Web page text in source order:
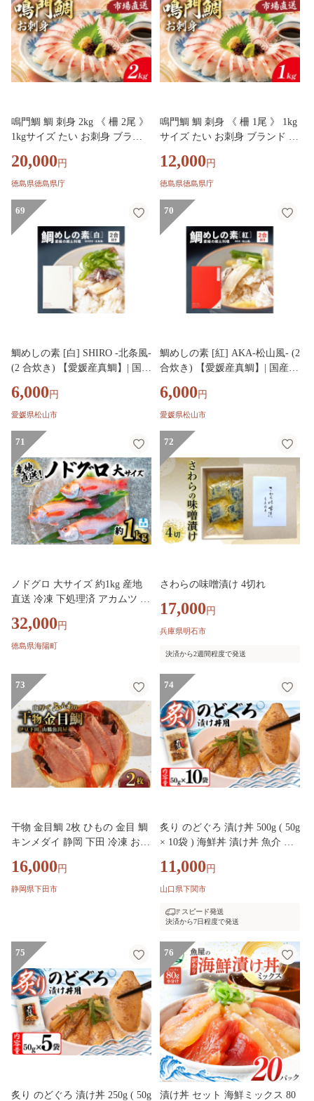
鳴門鯛 鯛 刺身 2kg 《 柵 2尾 》
1kgサイズ たい お刺身 ブラン
ゃぶ 正月 年末年始 鳴門 なると
徳島 魚市場
20,000 円
徳島県徳島県庁
鳴門鯛 鯛 刺身 《 柵 1尾 》 1kg
サイズ たい お刺身 ブランド 真
正月 年末年始 鳴門 なると 徳島
魚市場
12,000 円
徳島県徳島県庁
69
鯛めしの素 [白] SHIRO -北条風-
(2 合炊き) 【愛媛産真鯛】| 国産
理 ふるさとの味 高級 本格 炊き
込みごはん 炊飯 松山あげ MED
祝い お返し お見舞い お供え お
中元 お歳暮 プレゼント 愛媛 松
山
6,000 円
愛媛県松山市
70
鯛めしの素 [紅] AKA-松山風- (2
合炊き) 【愛媛産真鯛】| 国産
理 ふるさとの味 高級 本格 炊き
込みごはん 炊飯 松山あげ MED
祝い お返し お見舞い お供え お
中元 お歳暮 プレゼント 愛媛 松
山
6,000 円
愛媛県松山市
71
ノドグロ 大サイズ 約1kg 産地
直送 冷凍 下処理済 アカムツ の
kg 下処理後約800g
32,000 円
徳島県海陽町
72
さわらの味噌漬け 4切れ
17,000 円
兵庫県明石市
決済から2週間程度で発送
73
干物 金目鯛 2枚 ひもの 金目 鯛
キンメダイ 静岡 下田 冷凍 おか
答 ギフト 厳選 干物専門店 山鶴
魚問屋 静岡県 下田市 伊豆
16,000 円
静岡県下田市
74
炙り のどぐろ 漬け丼 500g ( 50g
× 10袋 ) 海鮮丼 漬け丼 魚介 高
冷凍 お手軽 便利 個包装 小分け
人気 加工品 海鮮 お茶漬け 炊き
ト プレゼント 父の日 お歳暮 お
下関市
11,000 円
山口県下関市
スピード発送
決済から7日程度で発送
75
炙り のどぐろ 漬け丼 250g ( 50g
76
漬け丼 セット 海鮮ミックス 80